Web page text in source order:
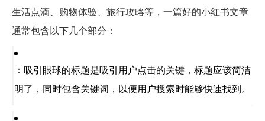
生活点滴、购物体验、旅行攻略等，一篇好的小红书文章
通常包含以下几个部分：
：吸引眼球的标题是吸引用户点击的关键，标题应该简洁
明了，同时包含关键词，以便用户搜索时能够快速找到。